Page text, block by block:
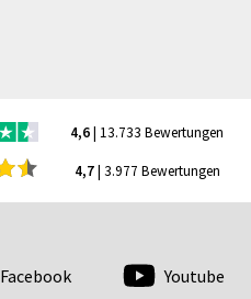
4,6| 13.733 Bewertungen
4,7| 3.977 Bewertungen
Facebook Youtube